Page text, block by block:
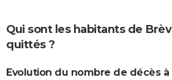
Qui sont les habitants de
quittés ?
Evolution du nombre de décès à